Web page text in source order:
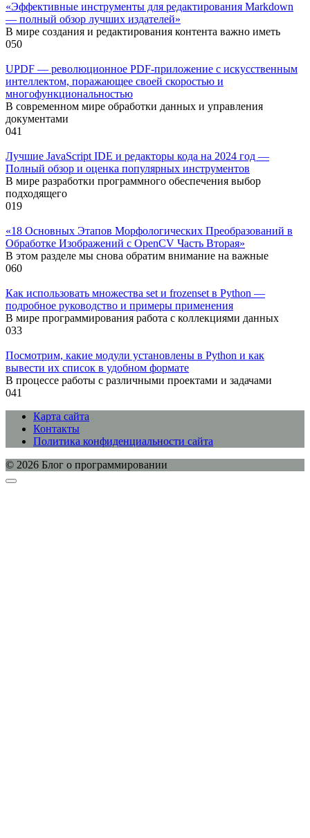
«Эффективные инструменты для редактирования Markdown
— полный обзор лучших издателей»
В мире создания и редактирования контента важно иметь
050
UPDF — революционное PDF-приложение с искусственным
интеллектом, поражающее своей скоростью и
многофункциональностью
В современном мире обработки данных и управления
документами
041
Лучшие JavaScript IDE и редакторы кода на 2024 год —
Полный обзор и оценка популярных инструментов
В мире разработки программного обеспечения выбор
подходящего
019
«18 Основных Этапов Морфологических Преобразований в
Обработке Изображений с OpenCV Часть Вторая»
В этом разделе мы снова обратим внимание на важные
060
Как использовать множества set и frozenset в Python —
подробное руководство и примеры применения
В мире программирования работа с коллекциями данных
033
Посмотрим, какие модули установлены в Python и как
вывести их список в удобном формате
В процессе работы с различными проектами и задачами
041
Карта сайта
Контакты
Политика конфиденциальности сайта
© 2026 Блог о программировании